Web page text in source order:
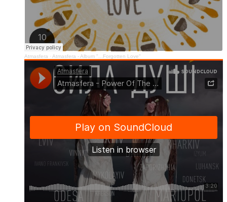
Atmasfera · Atmasfera - Album "...Forgotten Love"